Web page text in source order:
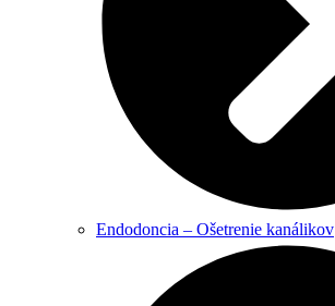
Endodoncia – Ošetrenie kanálikov